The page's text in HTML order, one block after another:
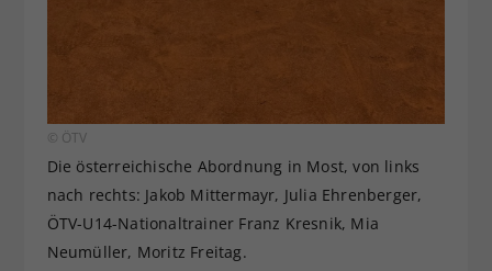
© ÖTV
Die österreichische Abordnung in Most, von links
nach rechts: Jakob Mittermayr, Julia Ehrenberger,
ÖTV-U14-Nationaltrainer Franz Kresnik, Mia
Neumüller, Moritz Freitag.